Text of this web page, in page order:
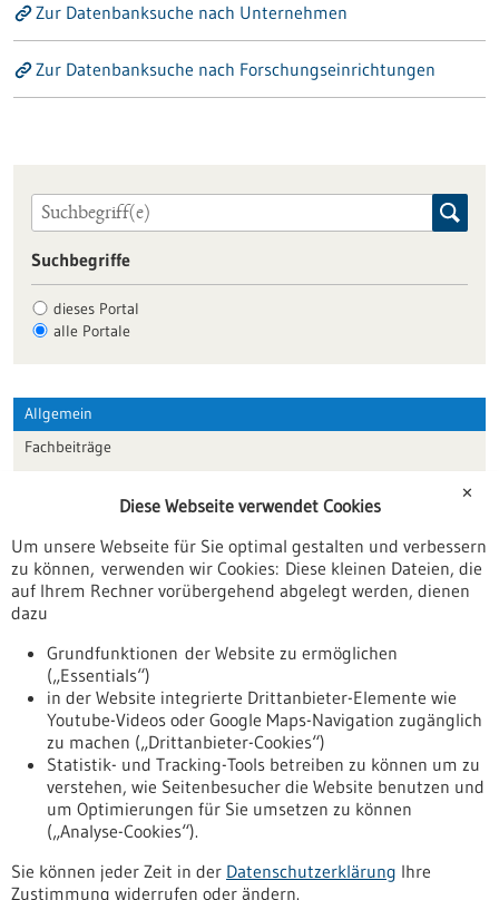
Zur Datenbanksuche nach Unternehmen
Zur Datenbanksuche nach Forschungseinrichtungen
Suchbegriffe
dieses Portal
alle Portale
Allgemein
Fachbeiträge
Veranstaltungen
Erscheinungsdatum
Nach oben
Informiert bleiben
✕
Diese Webseite verwendet Cookies
Um unsere Webseite für Sie optimal gestalten und verbessern
zu können, verwenden wir Cookies: Diese kleinen Dateien, die
auf Ihrem Rechner vorübergehend abgelegt werden, dienen
dazu
Grundfunktionen der Website zu ermöglichen
(„Essentials“)
in der Website integrierte Drittanbieter-Elemente wie
Youtube-Videos oder Google Maps-Navigation zugänglich
zu machen („Drittanbieter-Cookies“)
Statistik- und Tracking-Tools betreiben zu können um zu
verstehen, wie Seitenbesucher die Website benutzen und
um Optimierungen für Sie umsetzen zu können
(„Analyse-Cookies“).
Sie können jeder Zeit in der Datenschutzerklärung Ihre
Zustimmung widerrufen oder ändern.